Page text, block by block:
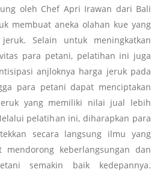
oleh Chef Apri Irawan dari Bali
membuat aneka olahan kue yang
Selain untuk meningkatkan
para petani, pelatihan ini juga
anjloknya harga jeruk pada
para petani dapat menciptakan
yang memiliki nilai jual lebih
pelatihan ini, diharapkan para
secara langsung ilmu yang
mendorong keberlangsungan dan
semakin baik kedepannya.